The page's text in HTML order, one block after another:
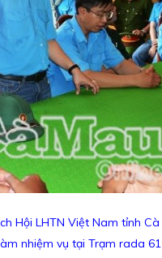
Hội LHTN Việt Nam tỉnh
nhiệm vụ tại Trạm rada